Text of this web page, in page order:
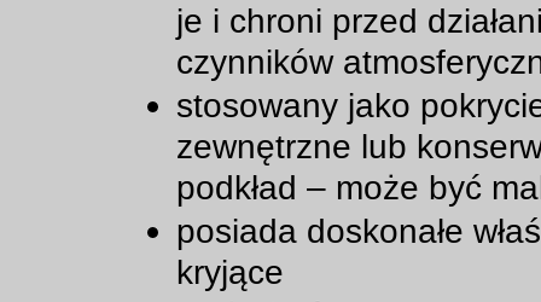
je i chroni przed
czynników
stosowany jako
zewnętrzne lub
podkład – może być
posiada doskonałe
kryjące